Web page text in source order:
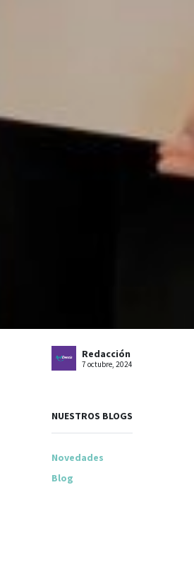
Redacción
7 octubre, 2024
NUESTROS BLOGS
Novedades
Blog